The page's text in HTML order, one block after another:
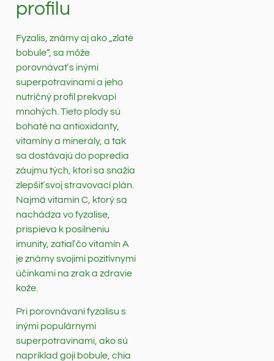
profilu
Fyzalis, známy aj ako „zlaté
bobule“, sa môže
porovnávať s inými
superpotravinami a jeho
nutričný profil prekvapí
mnohých. Tieto plody sú
bohaté na antioxidanty,
vitamíny a minerály, a tak
sa dostávajú do popredia
záujmu tých, ktorí sa snažia
zlepšiť svoj stravovací plán.
Najmä vitamín C, ktorý sa
nachádza vo fyzalise,
prispieva k posilneniu
imunity, zatiaľ čo vitamín A
je známy svojimi pozitívnymi
účinkami na zrak a zdravie
kože.
Pri porovnávaní fyzalisu s
inými populárnymi
superpotravinami, ako sú
napríklad goji bobule, chia